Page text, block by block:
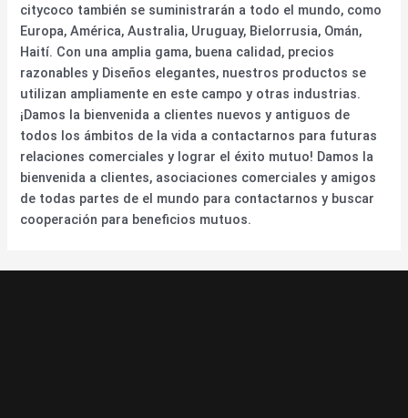
citycoco también se suministrarán a todo el mundo, como
Europa, América, Australia, Uruguay, Bielorrusia, Omán,
Haití. Con una amplia gama, buena calidad, precios
razonables y Diseños elegantes, nuestros productos se
utilizan ampliamente en este campo y otras industrias.
¡Damos la bienvenida a clientes nuevos y antiguos de
todos los ámbitos de la vida a contactarnos para futuras
relaciones comerciales y lograr el éxito mutuo! Damos la
bienvenida a clientes, asociaciones comerciales y amigos
de todas partes de el mundo para contactarnos y buscar
cooperación para beneficios mutuos.